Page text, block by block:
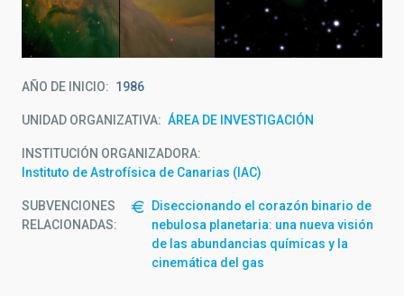
AÑO DE INICIO 1986
UNIDAD ORGANIZATIVA ÁREA DE INVESTIGACIÓN
INSTITUCIÓN ORGANIZADORA
Instituto de Astrofísica de Canarias (IAC)
SUBVENCIONES
RELACIONADAS:
Diseccionando el corazón binario de
nebulosa planetaria: una nueva visión
de las abundancias químicas y la
cinemática del gas